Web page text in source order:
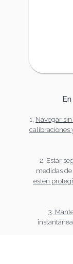
1. Navegar
calibraciones
2. Estar
medidas
esten
3.